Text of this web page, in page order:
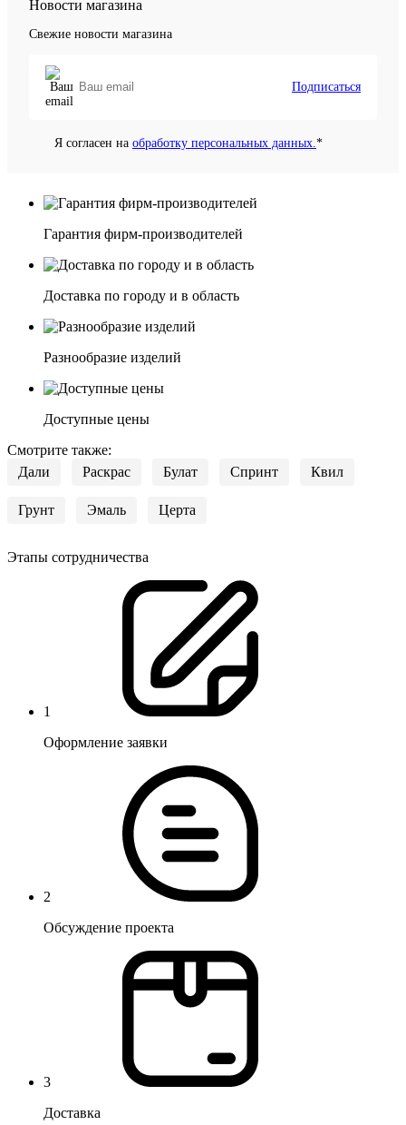
Новости магазина
Свежие новости магазина
Подписаться
Я согласен на обработку персональных данных.*
Гарантия фирм-производителей
Доставка по городу и в область
Разнообразие изделий
Доступные цены
Смотрите также:
Дали
Раскрас Булат Спринт Квил
Грунт Эмаль Церта
Этапы сотрудничества
1
Оформление заявки
2
Обсуждение проекта
3
Доставка